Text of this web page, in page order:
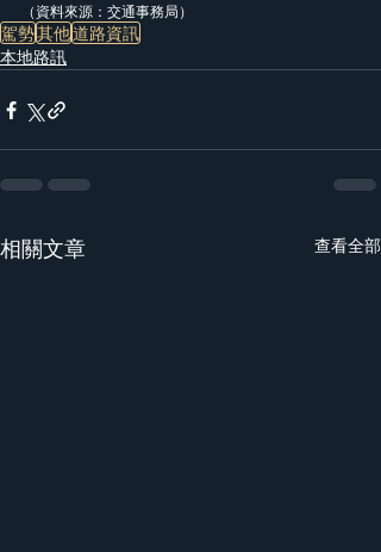
（資料來源：交通事務局）
駕勢其他道路資訊
本地路訊
相關文章 查看全部